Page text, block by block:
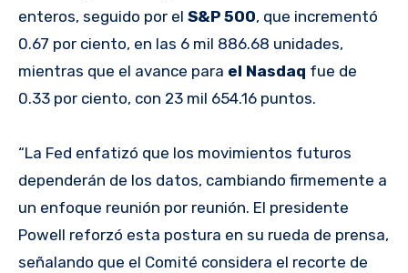
enteros, seguido por el S&P 500, que incrementó
0.67 por ciento, en las 6 mil 886.68 unidades,
mientras que el avance para el Nasdaq fue de
0.33 por ciento, con 23 mil 654.16 puntos.
“La Fed enfatizó que los movimientos futuros
dependerán de los datos, cambiando firmemente a
un enfoque reunión por reunión. El presidente
Powell reforzó esta postura en su rueda de prensa,
señalando que el Comité considera el recorte de